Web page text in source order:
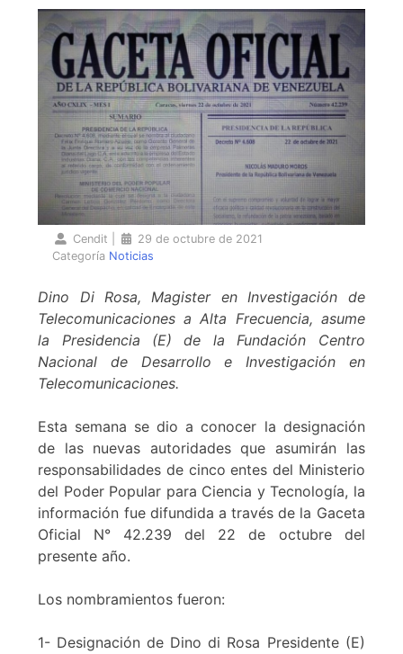
Cendit
29 de octubre de 2021
Categoría Noticias
Dino Di Rosa, Magister en Investigación de
Telecomunicaciones a Alta Frecuencia, asume
la Presidencia (E) de la Fundación Centro
Nacional de Desarrollo e Investigación en
Telecomunicaciones.
Esta semana se dio a conocer la designación
de las nuevas autoridades que asumirán las
responsabilidades de cinco entes del Ministerio
del Poder Popular para Ciencia y Tecnología, la
información fue difundida a través de la Gaceta
Oficial N° 42.239 del 22 de octubre del
presente año.
Los nombramientos fueron:
1- Designación de Dino di Rosa Presidente (E)